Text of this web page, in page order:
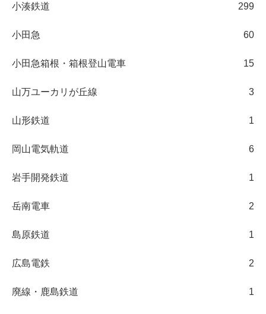
小湊鉄道 299
小田急 60
小田急箱根・箱根登山電車 15
山万ユーカリが丘線 3
山形鉄道 1
岡山電気軌道 6
岩手開発鉄道 1
岳南電車 2
島原鉄道 1
広島電鉄 2
廃線・鹿島鉄道 1